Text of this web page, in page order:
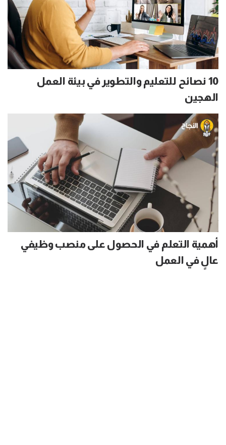
10 نصائح للتعليم والتطوير في بيئة العمل
الهجين
أهمية التعلم في الحصول على منصب وظيفي
عالٍ في العمل